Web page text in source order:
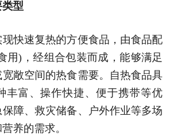
型
快速复热的方便食品，由食品配
用)，经组合包装而成，能够满足
敞空间的热食需要。自热食品具
丰富、操作快捷、便于携带等优
障、救灾储备、户外作业等多场
养的需求。